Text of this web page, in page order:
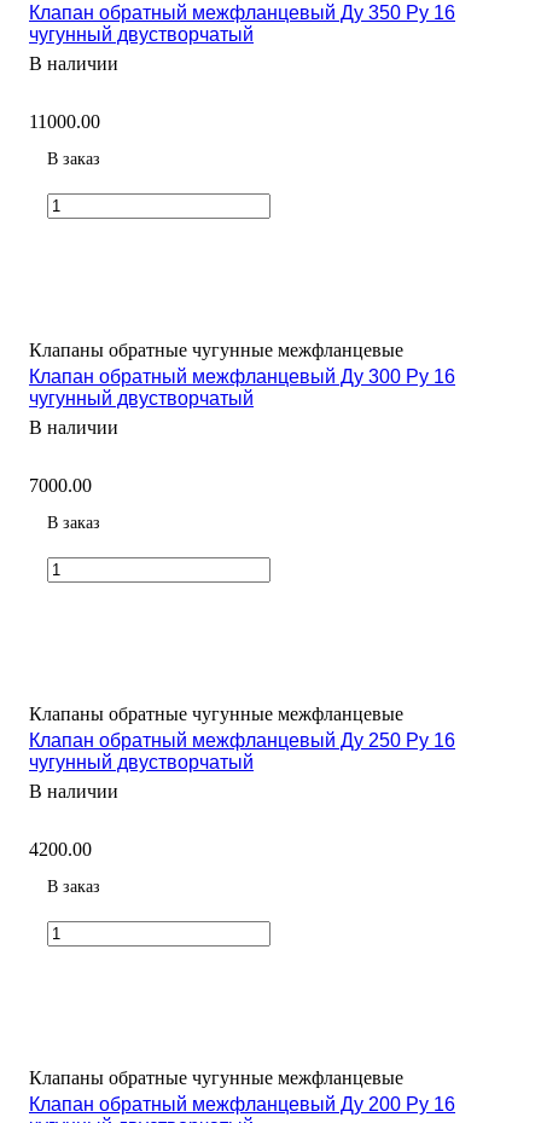
Клапан обратный межфланцевый Ду 350 Ру 16
чугунный двустворчатый
В наличии
11000.00
В заказ
Клапаны обратные чугунные межфланцевые
Клапан обратный межфланцевый Ду 300 Ру 16
чугунный двустворчатый
В наличии
7000.00
В заказ
Клапаны обратные чугунные межфланцевые
Клапан обратный межфланцевый Ду 250 Ру 16
чугунный двустворчатый
В наличии
4200.00
В заказ
Клапаны обратные чугунные межфланцевые
Клапан обратный межфланцевый Ду 200 Ру 16